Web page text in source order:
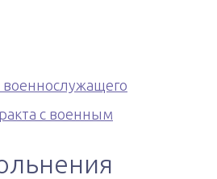
с военным